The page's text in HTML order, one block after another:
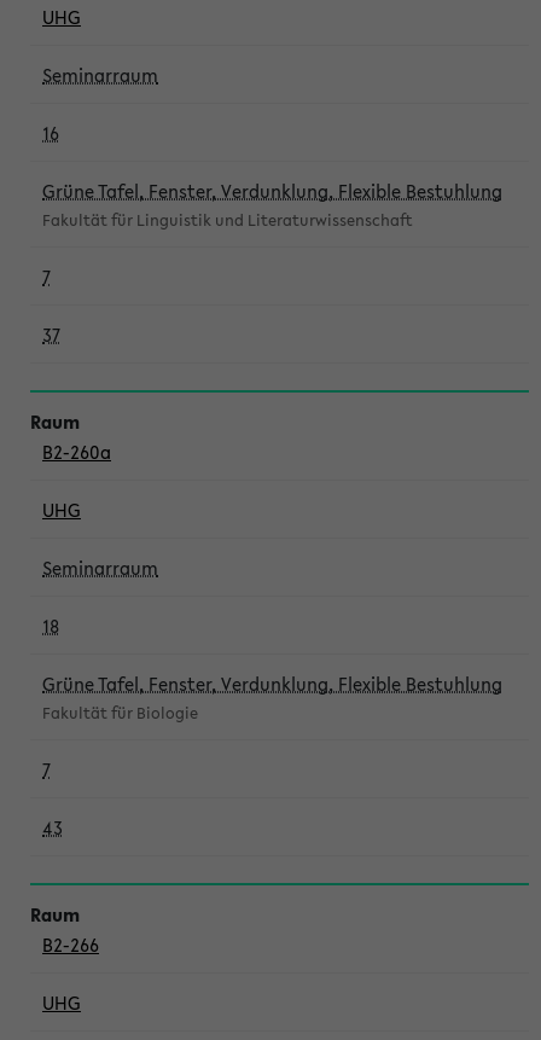
UHG
Seminarraum
16
Grüne Tafel, Fenster, Verdunklung, Flexible Bestuhlung
Fakultät für Linguistik und Literaturwissenschaft
7
37
B2-260a
UHG
Seminarraum
18
Grüne Tafel, Fenster, Verdunklung, Flexible Bestuhlung
Fakultät für Biologie
7
43
B2-266
UHG